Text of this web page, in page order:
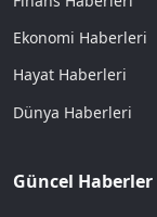
Ekonomi Haberleri
Hayat Haberleri
Dünya Haberleri
Güncel Haberler